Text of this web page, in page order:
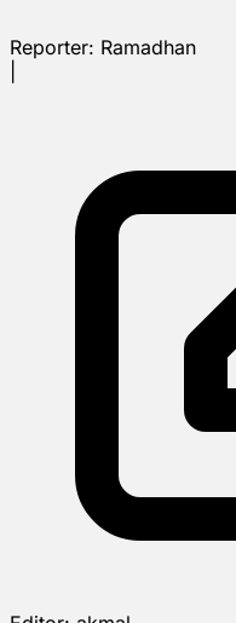
Reporter: Ramadhan